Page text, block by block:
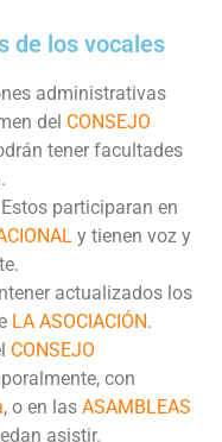
de los vocales
administrativas
del CONSEJO
tener facultades
participaran en
y tienen voz y
actualizados los
LA ASOCIACIÓN.
CONSEJO
con
, o en las ASAMBLEAS
asistir.